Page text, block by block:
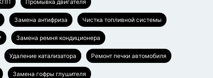
Промывка двигателя
Замена антифриза Чистка топливной системы
Замена ремня кондиционера
Удаление катализатора Ремонт печки автомобиля
Замена гофры глушителя